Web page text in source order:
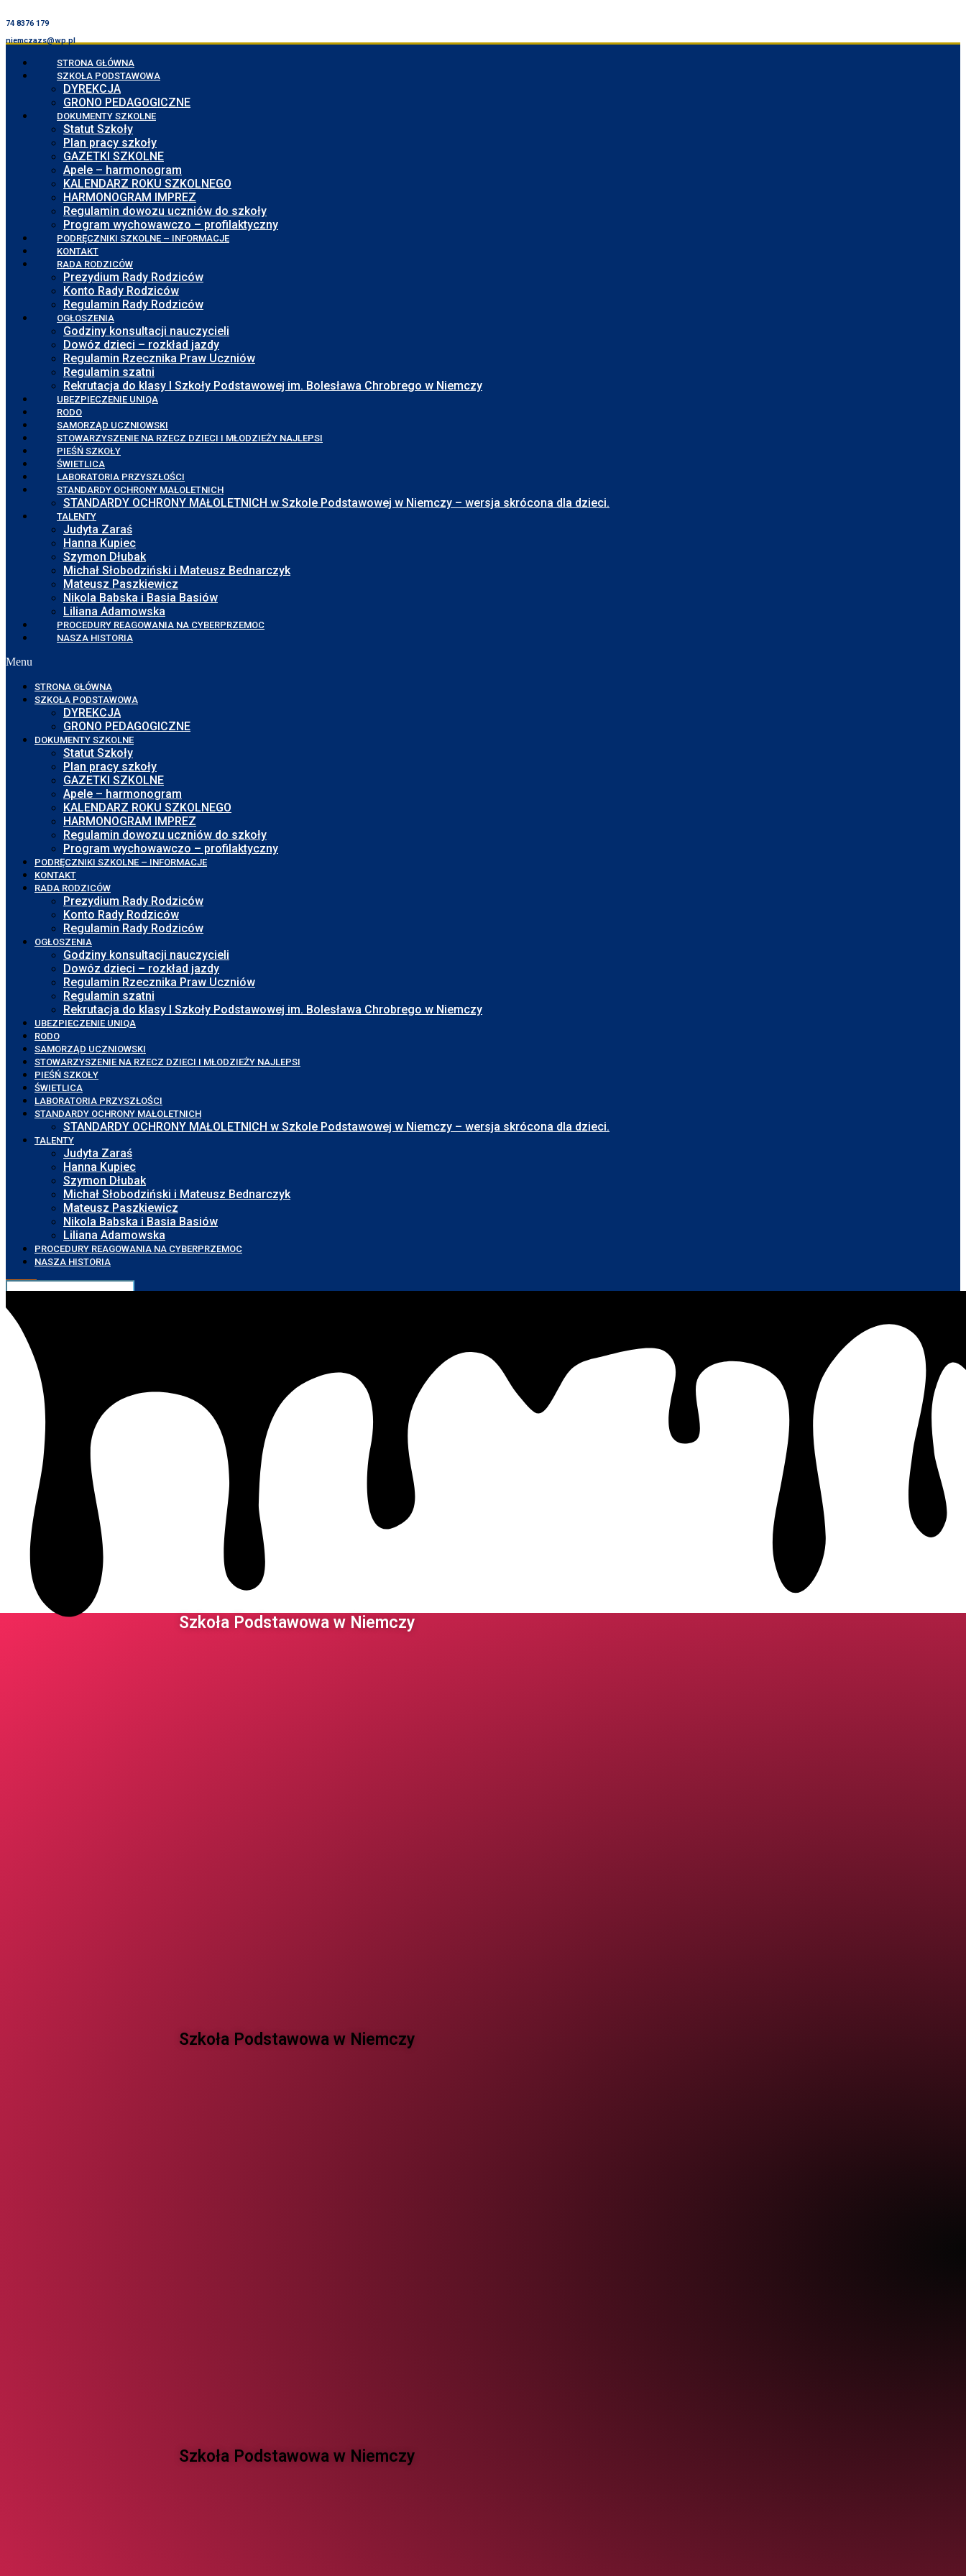
74 8376 179
niemczazs@wp.pl
STRONA GŁÓWNA
SZKOŁA PODSTAWOWA
DYREKCJA
GRONO PEDAGOGICZNE
DOKUMENTY SZKOLNE
Statut Szkoły
Plan pracy szkoły
GAZETKI SZKOLNE
Apele – harmonogram
KALENDARZ ROKU SZKOLNEGO
HARMONOGRAM IMPREZ
Regulamin dowozu uczniów do szkoły
Program wychowawczo – profilaktyczny
PODRĘCZNIKI SZKOLNE – INFORMACJE
KONTAKT
RADA RODZICÓW
Prezydium Rady Rodziców
Konto Rady Rodziców
Regulamin Rady Rodziców
OGŁOSZENIA
Godziny konsultacji nauczycieli
Dowóz dzieci – rozkład jazdy
Regulamin Rzecznika Praw Uczniów
Regulamin szatni
Rekrutacja do klasy I Szkoły Podstawowej im. Bolesława Chrobrego w Niemczy
UBEZPIECZENIE UNIQA
RODO
SAMORZĄD UCZNIOWSKI
STOWARZYSZENIE NA RZECZ DZIECI I MŁODZIEŻY NAJLEPSI
PIEŚŃ SZKOŁY
ŚWIETLICA
LABORATORIA PRZYSZŁOŚCI
STANDARDY OCHRONY MAŁOLETNICH
STANDARDY OCHRONY MAŁOLETNICH w Szkole Podstawowej w Niemczy – wersja skrócona dla dzieci.
TALENTY
Judyta Zaraś
Hanna Kupiec
Szymon Dłubak
Michał Słobodziński i Mateusz Bednarczyk
Mateusz Paszkiewicz
Nikola Babska i Basia Basiów
Liliana Adamowska
PROCEDURY REAGOWANIA NA CYBERPRZEMOC
NASZA HISTORIA
Menu
STRONA GŁÓWNA
SZKOŁA PODSTAWOWA
DYREKCJA
GRONO PEDAGOGICZNE
DOKUMENTY SZKOLNE
Statut Szkoły
Plan pracy szkoły
GAZETKI SZKOLNE
Apele – harmonogram
KALENDARZ ROKU SZKOLNEGO
HARMONOGRAM IMPREZ
Regulamin dowozu uczniów do szkoły
Program wychowawczo – profilaktyczny
PODRĘCZNIKI SZKOLNE – INFORMACJE
KONTAKT
RADA RODZICÓW
Prezydium Rady Rodziców
Konto Rady Rodziców
Regulamin Rady Rodziców
OGŁOSZENIA
Godziny konsultacji nauczycieli
Dowóz dzieci – rozkład jazdy
Regulamin Rzecznika Praw Uczniów
Regulamin szatni
Rekrutacja do klasy I Szkoły Podstawowej im. Bolesława Chrobrego w Niemczy
UBEZPIECZENIE UNIQA
RODO
SAMORZĄD UCZNIOWSKI
STOWARZYSZENIE NA RZECZ DZIECI I MŁODZIEŻY NAJLEPSI
PIEŚŃ SZKOŁY
ŚWIETLICA
LABORATORIA PRZYSZŁOŚCI
STANDARDY OCHRONY MAŁOLETNICH
STANDARDY OCHRONY MAŁOLETNICH w Szkole Podstawowej w Niemczy – wersja skrócona dla dzieci.
TALENTY
Judyta Zaraś
Hanna Kupiec
Szymon Dłubak
Michał Słobodziński i Mateusz Bednarczyk
Mateusz Paszkiewicz
Nikola Babska i Basia Basiów
Liliana Adamowska
PROCEDURY REAGOWANIA NA CYBERPRZEMOC
NASZA HISTORIA
Szkoła Podstawowa w Niemczy ​
Szkoła Podstawowa w Niemczy ​
Szkoła Podstawowa w Niemczy ​